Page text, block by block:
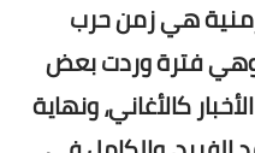
هي زمن حرب
وهي فترة وردت بعض
كالأغاني، ونهاية